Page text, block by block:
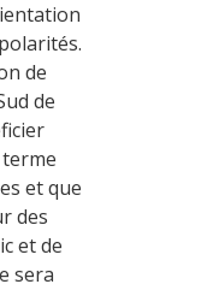
de
de
et que
des
et de
sera